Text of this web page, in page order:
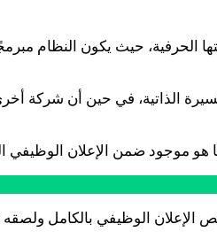
الحرفية، حيث يكون النظام
الذاتية، في حين أن شركة
موجود ضمن الإعلان الوظيفي
الإعلان الوظيفي بالكامل